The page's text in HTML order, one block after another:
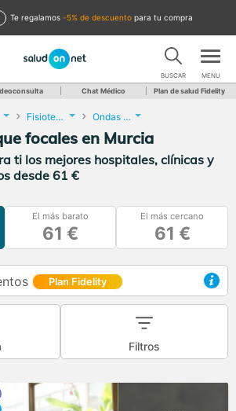
te regalamos -5% de descuento para tu compra
BUSCAR MENU
Chat Médico Plan de salud Fidelity
Fisioterapia Ondas de choque focales
focales en Murcia
ti los mejores hospitales, clínicas y
desde 61 €
El más barato
61 €
El más cercano
61 €
Plan Fidelity
Filtros